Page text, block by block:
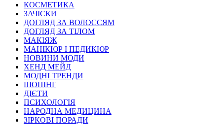
КОСМЕТИКА
ЗАЧІСКИ
ДОГЛЯД ЗА ВОЛОССЯМ
ДОГЛЯД ЗА ТІЛОМ
МАКІЯЖ
МАНІКЮР І ПЕДИКЮР
НОВИНИ МОДИ
ХЕНД МЕЙД
МОДНІ ТРЕНДИ
ШОПІНГ
ДІЄТИ
ПСИХОЛОГІЯ
НАРОДНА МЕДИЦИНА
ЗІРКОВІ ПОРАДИ